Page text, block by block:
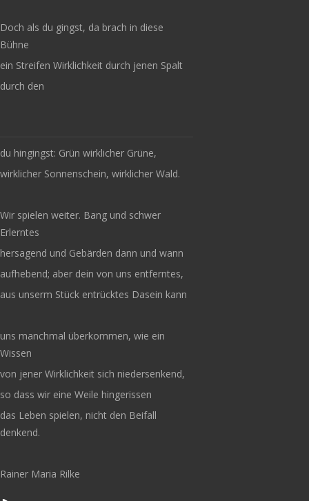
Doch als du gingst, da brach in diese
Bühne
ein Streifen Wirklichkeit durch jenen Spalt
durch den
du hingingst: Grün wirklicher Grüne,
wirklicher Sonnenschein, wirklicher Wald.
Wir spielen weiter. Bang und schwer
Erlerntes
hersagend und Gebärden dann und wann
aufhebend; aber dein von uns entferntes,
aus unserm Stück entrücktes Dasein kann
uns manchmal überkommen, wie ein
Wissen
von jener Wirklichkeit sich niedersenkend,
so dass wir eine Weile hingerissen
das Leben spielen, nicht den Beifall
denkend.
Rainer Maria Rilke